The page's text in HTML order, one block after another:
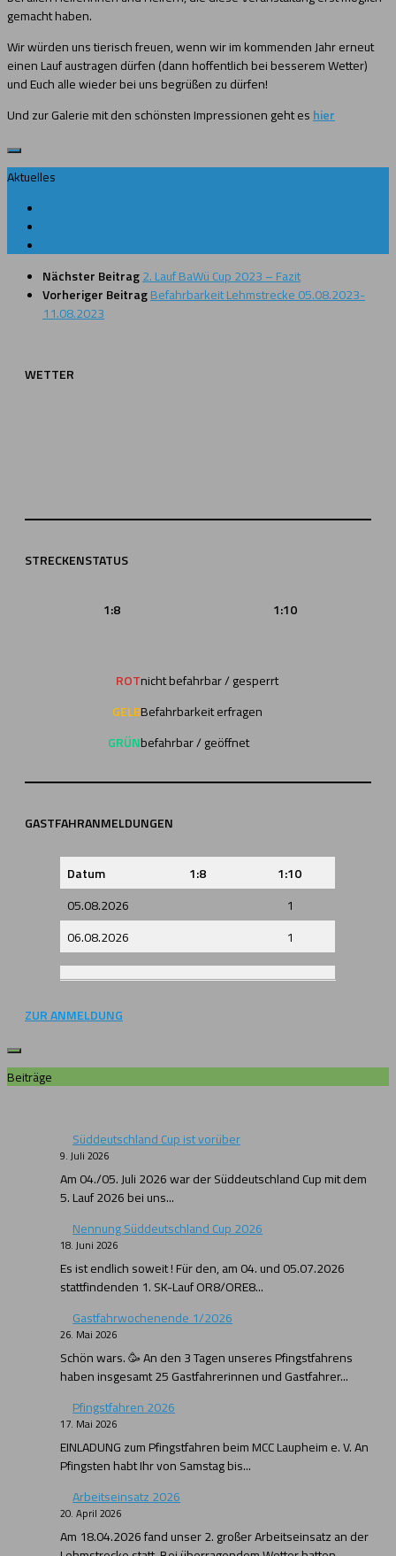
gemacht haben.
Wir würden uns tierisch freuen, wenn wir im kommenden Jahr erneut
einen Lauf austragen dürfen (dann hoffentlich bei besserem Wetter)
und Euch alle wieder bei uns begrüßen zu dürfen!
Und zur Galerie mit den schönsten Impressionen geht es hier
Aktuelles
Nächster Beitrag2. Lauf BaWü Cup 2023 – Fazit
Vorheriger BeitragBefahrbarkeit Lehmstrecke 05.08.2023-
11.08.2023
WETTER
STRECKENSTATUS
1:8 1:10
ROT
GELB
GRÜN
nicht befahrbar / gesperrt
Befahrbarkeit erfragen
befahrbar / geöffnet
GASTFAHRANMELDUNGEN
Datum 1:8
1:10
05.08.2026
1
06.08.2026
1
ZUR ANMELDUNG
Beiträge
Süddeutschland Cup ist vorüber
9. Juli 2026
Am 04./05. Juli 2026 war der Süddeutschland Cup mit dem
5. Lauf 2026 bei uns...
Nennung Süddeutschland Cup 2026
18. Juni 2026
Es ist endlich soweit ! Für den, am 04. und 05.07.2026
stattfindenden 1. SK-Lauf OR8/ORE8...
Gastfahrwochenende 1/2026
26. Mai 2026
Schön wars. 🥳 An den 3 Tagen unseres Pfingstfahrens
haben insgesamt 25 Gastfahrerinnen und Gastfahrer...
Pfingstfahren 2026
17. Mai 2026
EINLADUNG zum Pfingstfahren beim MCC Laupheim e. V. An
Pfingsten habt Ihr von Samstag bis...
Arbeitseinsatz 2026
20. April 2026
Am 18.04.2026 fand unser 2. großer Arbeitseinsatz an der